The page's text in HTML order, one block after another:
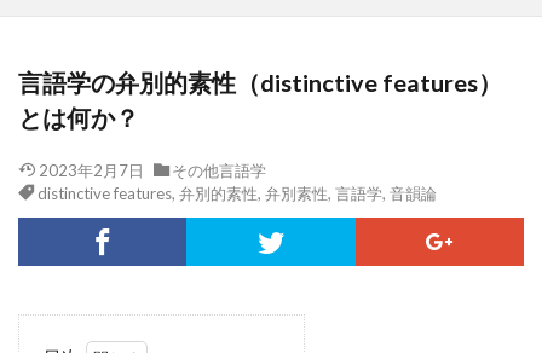
言語学の弁別的素性（distinctive features）
とは何か？
2023年2月7日
その他言語学
distinctive features, 弁別的素性, 弁別素性, 言語学, 音韻論